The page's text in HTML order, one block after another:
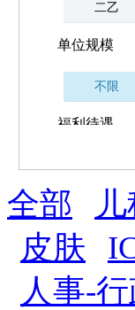
二乙
单位规模
不限
福利待遇
薪资与社保
五险
全勤奖
法定节假日三薪
全部
皮肤
人事-